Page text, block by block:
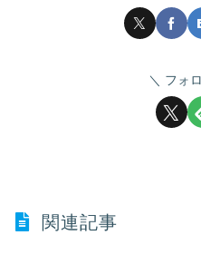
フォ
関連記事